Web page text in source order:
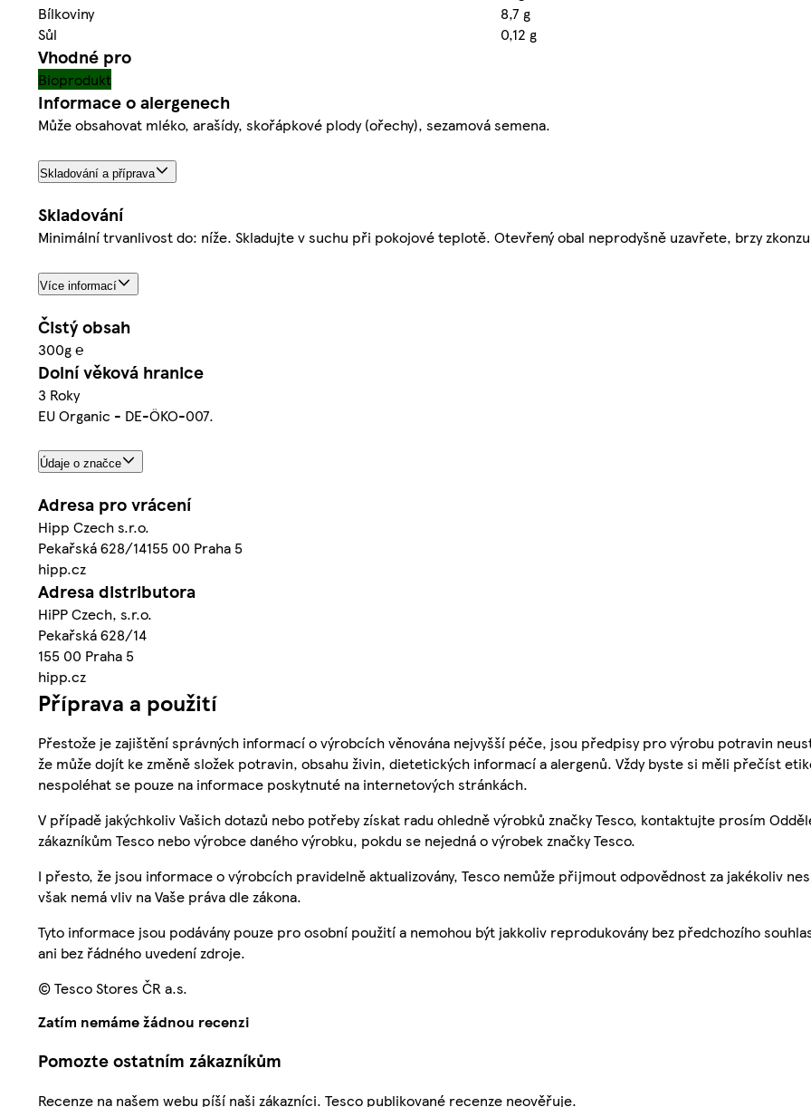
Bílkoviny
8,7 g
Sůl
0,12 g
Vhodné pro
Bioprodukt
Informace o alergenech
Může obsahovat mléko, arašídy, skořápkové plody (ořechy), sezamová semena.
Skladování a příprava
Skladování
Minimální trvanlivost do: níže. Skladujte v suchu při pokojové teplotě. Otevřený obal neprodyšně uzavřete, brzy
Více informací
Čistý obsah
300g ℮
Dolní věková hranice
3 Roky
EU Organic - DE-ÖKO-007.
Údaje o značce
Adresa pro vrácení
Hipp Czech s.r.o.
Pekařská 628/14155 00 Praha 5
hipp.cz
Adresa distributora
HiPP Czech, s.r.o.
Pekařská 628/14
155 00 Praha 5
hipp.cz
Příprava a použití
Přestože je zajištění správných informací o výrobcích věnována nejvyšší péče, jsou předpisy pro výrobu potravin
že může dojít ke změně složek potravin, obsahu živin, dietetických informací a alergenů. Vždy byste si měli přečíst
nespoléhat se pouze na informace poskytnuté na internetových stránkách.
V případě jakýchkoliv Vašich dotazů nebo potřeby získat radu ohledně výrobků značky Tesco, kontaktujte prosím
zákazníkům Tesco nebo výrobce daného výrobku, pokdu se nejedná o výrobek značky Tesco.
I přesto, že jsou informace o výrobcích pravidelně aktualizovány, Tesco nemůže přijmout odpovědnost za jakékoliv
však nemá vliv na Vaše práva dle zákona.
Tyto informace jsou podávány pouze pro osobní použití a nemohou být jakkoliv reprodukovány bez předchozího
ani bez řádného uvedení zdroje.
© Tesco Stores ČR a.s.
Zatím nemáme žádnou recenzi
Pomozte ostatním zákazníkům
Recenze na našem webu píší naši zákazníci. Tesco publikované recenze neověřuje.